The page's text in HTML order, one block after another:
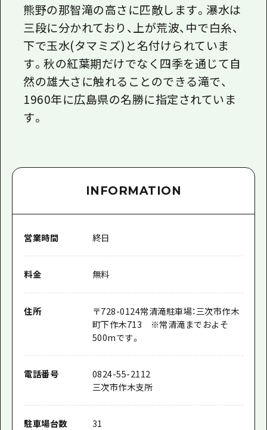
熊野の那智滝の高さに匹敵します。瀑水は
三段に分かれており、上が荒波、中で白糸、
下で玉水(タマミズ)と名付けられていま
す。秋の紅葉期だけでなく四季を通じて自
然の雄大さに触れることのできる滝で、
1960年に広島県の名勝に指定されていま
す。
INFORMATION
営業時間 終日
料金 無料
住所 〒728-0124常清滝駐車場：三次市作木
町下作木713 ※常清滝までおよそ
500mです。
電話番号
0824-55-2112
三次市作木支所
駐車場台数 31